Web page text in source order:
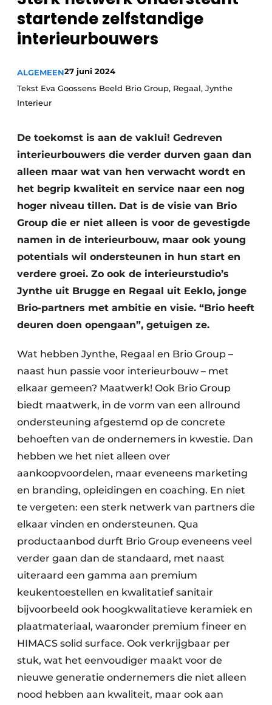
Privacy / Cookie statement
Vacature aanmelden
Video’s
startende zelfstandige
interieurbouwers
ALGEMEEN27 juni 2024
Tekst Eva Goossens Beeld Brio Group, Regaal, Jynthe
Interieur
De toekomst is aan de vaklui! Gedreven
interieurbouwers die verder durven gaan dan
alleen maar wat van hen verwacht wordt en
het begrip kwaliteit en service naar een nog
hoger niveau tillen. Dat is de visie van Brio
Group die er niet alleen is voor de gevestigde
namen in de interieurbouw, maar ook young
potentials wil ondersteunen in hun start en
verdere groei. Zo ook de interieurstudio’s
Jynthe uit Brugge en Regaal uit Eeklo, jonge
Brio-partners met ambitie en visie. “Brio heeft
deuren doen opengaan”, getuigen ze.
Wat hebben Jynthe, Regaal en Brio Group –
naast hun passie voor interieurbouw – met
elkaar gemeen? Maatwerk! Ook Brio Group
biedt maatwerk, in de vorm van een allround
ondersteuning afgestemd op de concrete
behoeften van de ondernemers in kwestie. Dan
hebben we het niet alleen over
aankoopvoordelen, maar eveneens marketing
en branding, opleidingen en coaching. En niet
te vergeten: een sterk netwerk van partners die
elkaar vinden en ondersteunen. Qua
productaanbod durft Brio Group eveneens veel
verder gaan dan de standaard, met naast
uiteraard een gamma aan premium
keukentoestellen en kwalitatief sanitair
bijvoorbeeld ook hoogkwalitatieve keramiek en
plaatmateriaal, waaronder premium fineer en
HIMACS solid surface. Ook verkrijgbaar per
stuk, wat het eenvoudiger maakt voor de
nieuwe generatie ondernemers die niet alleen
nood hebben aan kwaliteit, maar ook aan